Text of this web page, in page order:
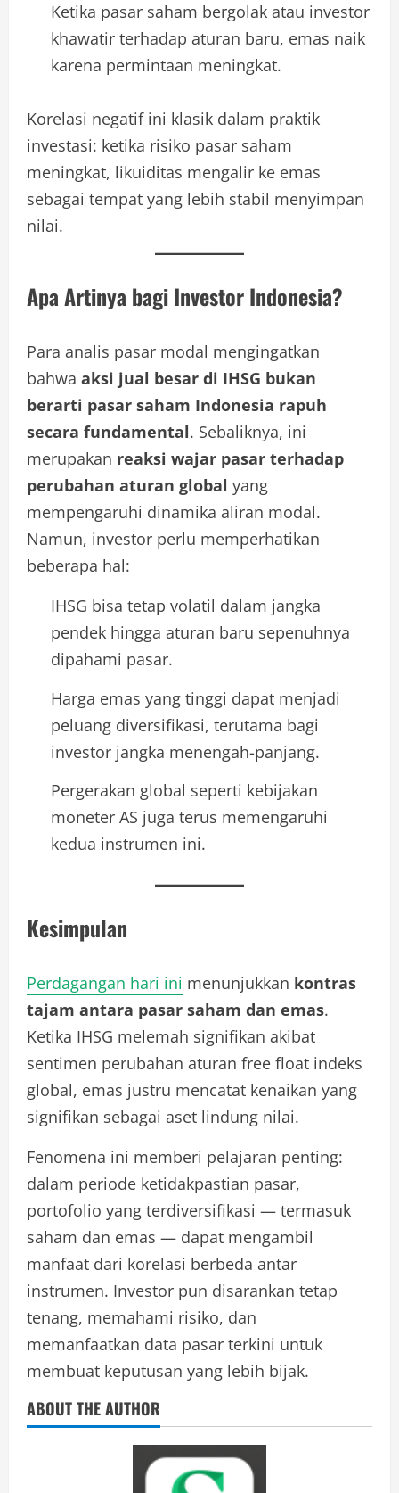
Ketika pasar saham bergolak atau investor
khawatir terhadap aturan baru, emas naik
karena permintaan meningkat.
Korelasi negatif ini klasik dalam praktik
investasi: ketika risiko pasar saham
meningkat, likuiditas mengalir ke emas
sebagai tempat yang lebih stabil menyimpan
nilai.
Apa Artinya bagi Investor Indonesia?
Para analis pasar modal mengingatkan
bahwa aksi jual besar di IHSG bukan
berarti pasar saham Indonesia rapuh
secara fundamental. Sebaliknya, ini
merupakan reaksi wajar pasar terhadap
perubahan aturan global yang
mempengaruhi dinamika aliran modal.
Namun, investor perlu memperhatikan
beberapa hal:
IHSG bisa tetap volatil dalam jangka
pendek hingga aturan baru sepenuhnya
dipahami pasar.
Harga emas yang tinggi dapat menjadi
peluang diversifikasi, terutama bagi
investor jangka menengah-panjang.
Pergerakan global seperti kebijakan
moneter AS juga terus memengaruhi
kedua instrumen ini.
Kesimpulan
Perdagangan hari ini menunjukkan kontras
tajam antara pasar saham dan emas.
Ketika IHSG melemah signifikan akibat
sentimen perubahan aturan free float indeks
global, emas justru mencatat kenaikan yang
signifikan sebagai aset lindung nilai.
Fenomena ini memberi pelajaran penting:
dalam periode ketidakpastian pasar,
portofolio yang terdiversifikasi — termasuk
saham dan emas — dapat mengambil
manfaat dari korelasi berbeda antar
instrumen. Investor pun disarankan tetap
tenang, memahami risiko, dan
memanfaatkan data pasar terkini untuk
membuat keputusan yang lebih bijak.
ABOUT THE AUTHOR